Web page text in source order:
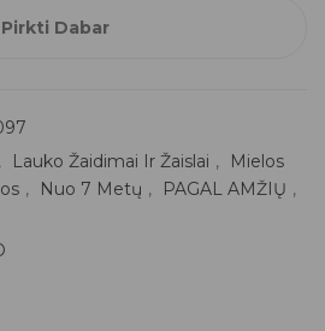
Pirkti Dabar
Lauko Žaidimai Ir Žaislai ,
Mielos
, Nuo 7 Metų , PAGAL AMŽIŲ ,